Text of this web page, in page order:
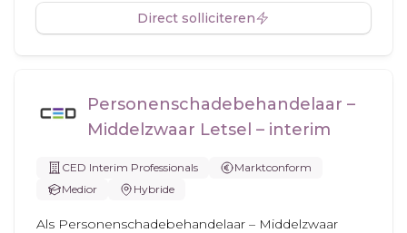
Direct solliciteren
Personenschadebehandelaar –
Middelzwaar Letsel – interim
CED Interim Professionals
Marktconform
Medior
Hybride
Als Personenschadebehandelaar – Middelzwaar